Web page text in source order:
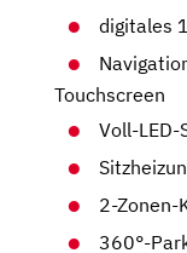
digitales
Touchscreen
Voll-
2-Zonen-
360°-